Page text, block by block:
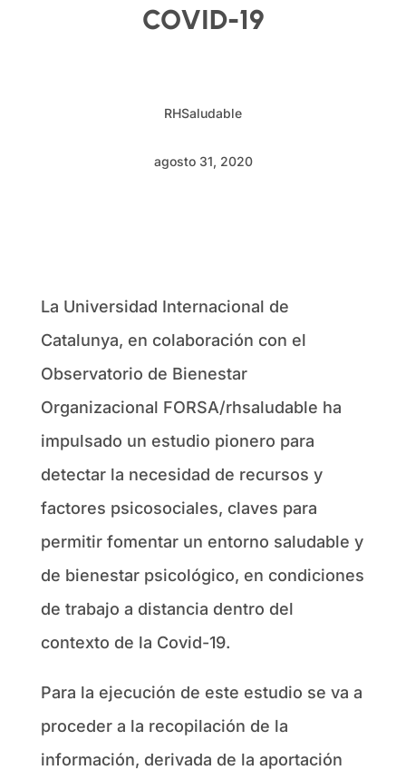
COVID-19
RHSaludable
agosto 31, 2020
La Universidad Internacional de
Catalunya, en colaboración con el
Observatorio de Bienestar
Organizacional FORSA/rhsaludable ha
impulsado un estudio pionero para
detectar la necesidad de recursos y
factores psicosociales, claves para
permitir fomentar un entorno saludable y
de bienestar psicológico, en condiciones
de trabajo a distancia dentro del
contexto de la Covid-19.
Para la ejecución de este estudio se va a
proceder a la recopilación de la
información, derivada de la aportación